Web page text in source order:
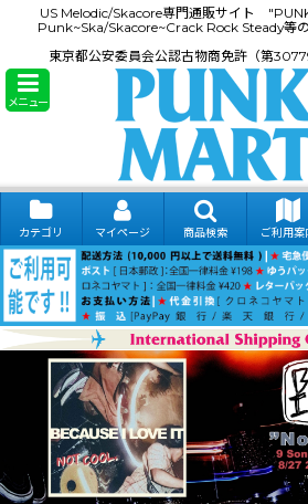
US Melodic/Skacore専門通販サイト
Punk~Ska/Skacore~Crack Rock Steady等の
東京都公安委員会公認古物商免許（第
メニュー
カテゴリ マイページ 商品検索 ご利用案